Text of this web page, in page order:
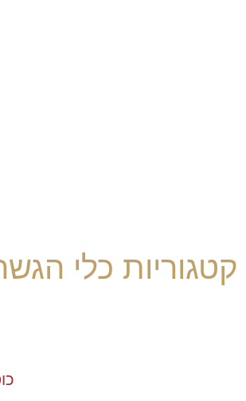
קטגוריות כלי